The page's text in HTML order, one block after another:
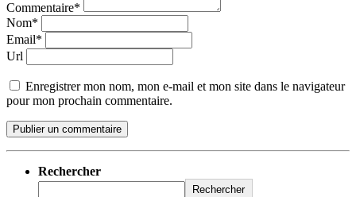
Commentaire*
Nom*
Email*
Url
Enregistrer mon nom, mon e-mail et mon site dans le navigateur
pour mon prochain commentaire.
Rechercher
Rechercher